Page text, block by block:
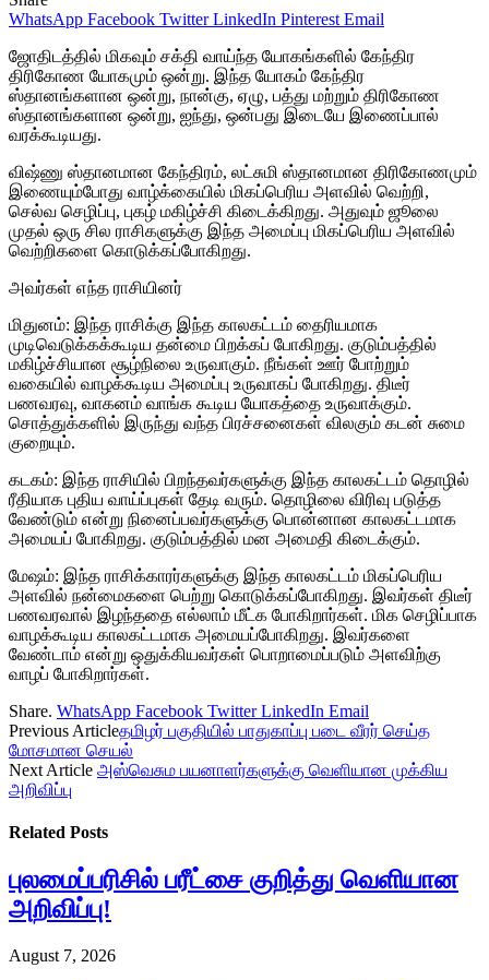
WhatsApp Facebook Twitter LinkedIn Pinterest Email
ஜோதிடத்தில் மிகவும் சக்தி வாய்ந்த யோகங்களில் கேந்திர
திரிகோண யோகமும் ஒன்று. இந்த யோகம் கேந்திர
ஸ்தானங்களான ஒன்று, நான்கு, ஏழு, பத்து மற்றும் திரிகோண
ஸ்தானங்களான ஒன்று, ஐந்து, ஒன்பது இடையே இணைப்பால்
வரக்கூடியது.
விஷ்ணு ஸ்தானமான கேந்திரம், லட்சுமி ஸ்தானமான திரிகோணமும்
இணையும்போது வாழ்க்கையில் மிகப்பெரிய அளவில் வெற்றி,
செல்வ செழிப்பு, புகழ் மகிழ்ச்சி கிடைக்கிறது. அதுவும் ஜூலை
முதல் ஒரு சில ராசிகளுக்கு இந்த அமைப்பு மிகப்பெரிய அளவில்
வெற்றிகளை கொடுக்கப்போகிறது.
அவர்கள் எந்த ராசியினர்
மிதுனம்: இந்த ராசிக்கு இந்த காலகட்டம் தைரியமாக
முடிவெடுக்கக்கூடிய தன்மை பிறக்கப் போகிறது. குடும்பத்தில்
மகிழ்ச்சியான சூழ்நிலை உருவாகும். நீங்கள் ஊர் போற்றும்
வகையில் வாழக்கூடிய அமைப்பு உருவாகப் போகிறது. திடீர்
பணவரவு, வாகனம் வாங்க கூடிய யோகத்தை உருவாக்கும்.
சொத்துக்களில் இருந்து வந்த பிரச்சனைகள் விலகும் கடன் சுமை
குறையும்.
கடகம்: இந்த ராசியில் பிறந்தவர்களுக்கு இந்த காலகட்டம் தொழில்
ரீதியாக புதிய வாய்ப்புகள் தேடி வரும். தொழிலை விரிவு படுத்த
வேண்டும் என்று நினைப்பவர்களுக்கு பொன்னான காலகட்டமாக
அமையப் போகிறது. குடும்பத்தில் மன அமைதி கிடைக்கும்.
மேஷம்: இந்த ராசிக்காரர்களுக்கு இந்த காலகட்டம் மிகப்பெரிய
அளவில் நன்மைகளை பெற்று கொடுக்கப்போகிறது. இவர்கள் திடீர்
பணவரவால் இழந்ததை எல்லாம் மீட்க போகிறார்கள். மிக செழிப்பாக
வாழக்கூடிய காலகட்டமாக அமையப்போகிறது. இவர்களை
வேண்டாம் என்று ஒதுக்கியவர்கள் பொறாமைப்படும் அளவிற்கு
வாழப் போகிறார்கள்.
Share. WhatsApp Facebook Twitter LinkedIn Email
Previous Articleதமிழர் பகுதியில் பாதுகாப்பு படை வீரர் செய்த
மோசமான செயல்
Next Article அஸ்வெசும பயனாளர்களுக்கு வெளியான முக்கிய
அறிவிப்பு
Related Posts
புலமைப்பரிசில் பரீட்சை குறித்து வெளியான
அறிவிப்பு!
August 7, 2026